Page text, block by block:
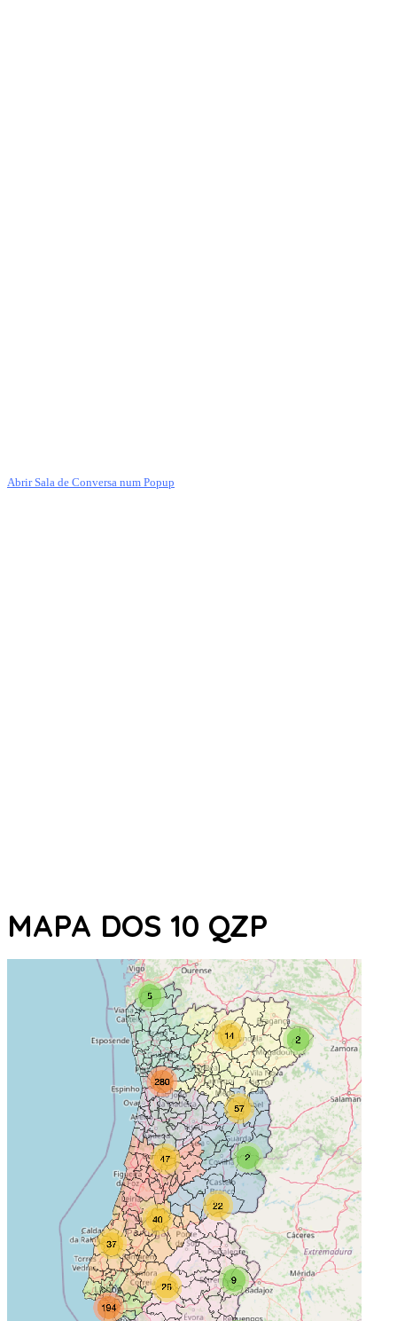
Abrir Sala de Conversa num Popup
MAPA DOS 10 QZP